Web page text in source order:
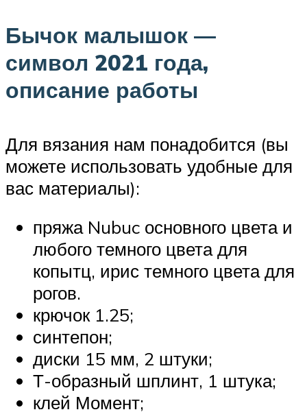
Бычок малышок —
символ 2021 года,
описание работы
Для вязания нам понадобится (вы
можете использовать удобные для
вас материалы):
пряжа Nubuc основного цвета и
любого темного цвета для
копытц, ирис темного цвета для
рогов.
крючок 1.25;
синтепон;
диски 15 мм, 2 штуки;
Т-образный шплинт, 1 штука;
клей Момент;